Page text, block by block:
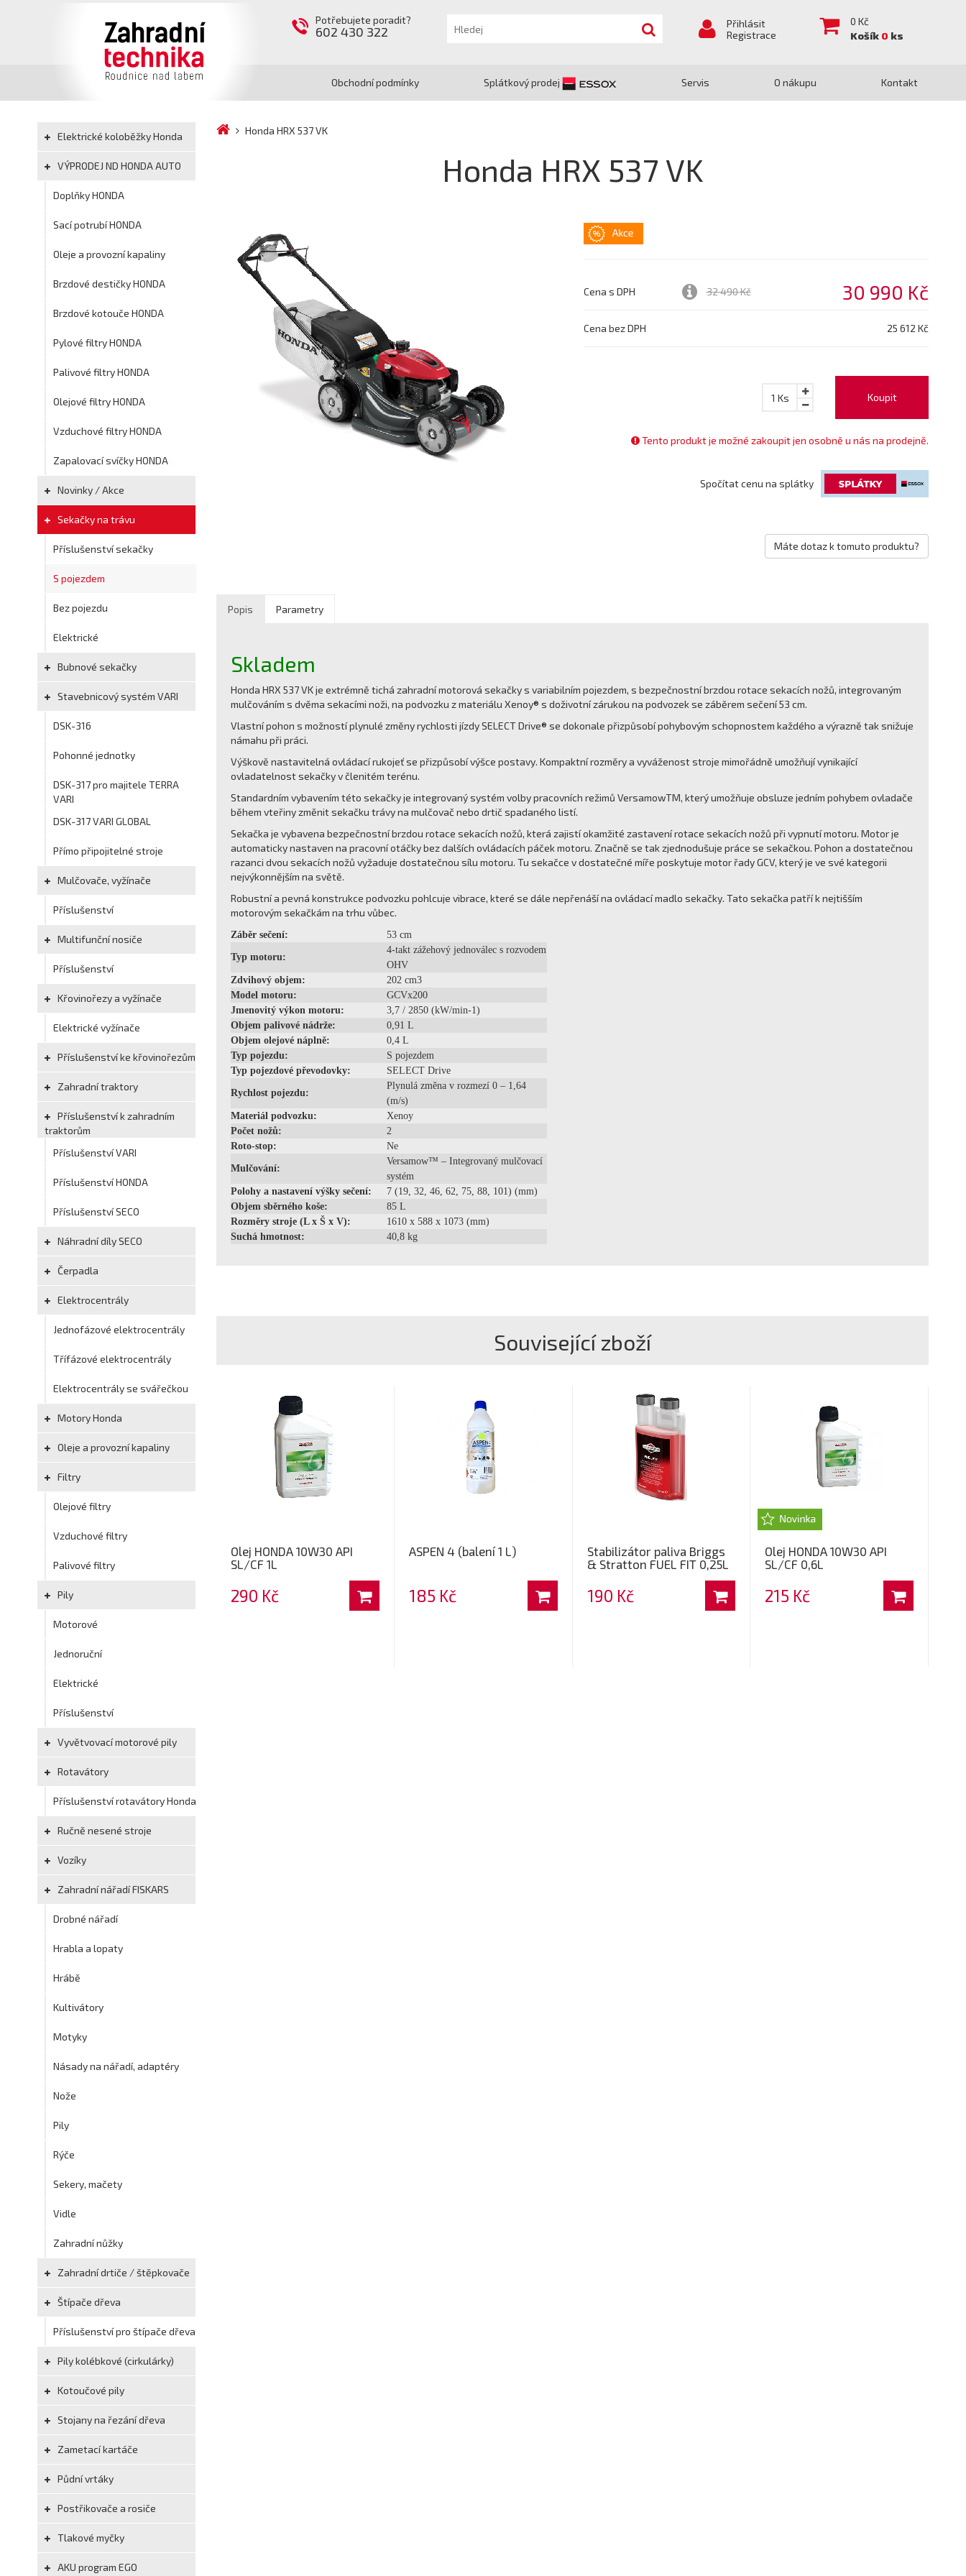
Potřebujete poradit?
602 430 322
Přihlásit
Registrace
0 Kč
Košík 0 ks
Obchodní podmínky Splátkový prodej Servis O nákupu Kontakt
Elektrické koloběžky Honda
VÝPRODEJ ND HONDA AUTO
Doplňky HONDA
Sací potrubí HONDA
Oleje a provozní kapaliny
Brzdové destičky HONDA
Brzdové kotouče HONDA
Pylové filtry HONDA
Palivové filtry HONDA
Olejové filtry HONDA
Vzduchové filtry HONDA
Zapalovací svíčky HONDA
Novinky / Akce
Sekačky na trávu
Příslušenství sekačky
S pojezdem
Bez pojezdu
Elektrické
Bubnové sekačky
Stavebnicový systém VARI
DSK-316
Pohonné jednotky
DSK-317 pro majitele TERRA
VARI
DSK-317 VARI GLOBAL
Přímo připojitelné stroje
Mulčovače, vyžínače
Příslušenství
Multifunční nosiče
Příslušenství
Křovinořezy a vyžínače
Elektrické vyžínače
Příslušenství ke křovinořezům
Zahradní traktory
Příslušenství k zahradním
traktorům
Příslušenství VARI
Příslušenství HONDA
Příslušenství SECO
Náhradní díly SECO
Čerpadla
Elektrocentrály
Jednofázové elektrocentrály
Třífázové elektrocentrály
Elektrocentrály se svářečkou
Motory Honda
Oleje a provozní kapaliny
Filtry
Olejové filtry
Vzduchové filtry
Palivové filtry
Pily
Motorové
Jednoruční
Elektrické
Příslušenství
Vyvětvovací motorové pily
Rotavátory
Příslušenství rotavátory Honda
Ručně nesené stroje
Vozíky
Zahradní nářadí FISKARS
Drobné nářadí
Hrabla a lopaty
Hrábě
Kultivátory
Motyky
Násady na nářadí, adaptéry
Nože
Pily
Rýče
Sekery, mačety
Vidle
Zahradní nůžky
Zahradní drtiče / štěpkovače
Štípače dřeva
Příslušenství pro štípače dřeva
Pily kolébkové (cirkulárky)
Kotoučové pily
Stojany na řezání dřeva
Zametací kartáče
Půdní vrtáky
Postřikovače a rosiče
Tlakové myčky
AKU program EGO
Honda HRX 537 VK
Honda HRX 537 VK
Cena s DPH 32 490 Kč 30 990 Kč
Cena bez DPH 25 612 Kč
Koupit
1 Ks
Tento produkt je možné zakoupit jen osobně u nás na prodejně.
Spočítat cenu na splátky
Máte dotaz k tomuto produktu?
Popis Parametry
Skladem
Honda HRX 537 VK je extrémně tichá zahradní motorová sekačky s variabilním pojezdem, s bezpečnostní brzdou rotace sekacích nožů, integrovaným
mulčováním s dvěma sekacími noži, na podvozku z materiálu Xenoy® s doživotní zárukou na podvozek se záběrem sečení 53 cm.
Vlastní pohon s možností plynulé změny rychlosti jízdy SELECT Drive® se dokonale přizpůsobí pohybovým schopnostem každého a výrazně tak snižuje
námahu při práci.
Výškově nastavitelná ovládací rukojeť se přizpůsobí výšce postavy. Kompaktní rozměry a vyváženost stroje mimořádně umožňují vynikající
ovladatelnost sekačky v členitém terénu.
Standardním vybavením této sekačky je integrovaný systém volby pracovních režimů VersamowTM, který umožňuje obsluze jedním pohybem ovladače
během vteřiny změnit sekačku trávy na mulčovač nebo drtič spadaného listí.
Sekačka je vybavena bezpečnostní brzdou rotace sekacích nožů, která zajistí okamžité zastavení rotace sekacích nožů při vypnutí motoru. Motor je
automaticky nastaven na pracovní otáčky bez dalších ovládacích páček motoru. Značně se tak zjednodušuje práce se sekačkou. Pohon a dostatečnou
razanci dvou sekacích nožů vyžaduje dostatečnou sílu motoru. Tu sekačce v dostatečné míře poskytuje motor řady GCV, který je ve své kategorii
nejvýkonnějším na světě.
Robustní a pevná konstrukce podvozku pohlcuje vibrace, které se dále nepřenáší na ovládací madlo sekačky. Tato sekačka patří k nejtišším
motorovým sekačkám na trhu vůbec.
Záběr sečení: 53 cm
Typ motoru:
4-takt zážehový jednoválec s rozvodem
OHV
Zdvihový objem:
202 cm3
Model motoru:
GCVx200
Jmenovitý výkon motoru:
3,7 / 2850 (kW/min-1)
Objem palivové nádrže:
0,91 L
Objem olejové náplně:
0,4 L
Typ pojezdu:
S pojezdem
Typ pojezdové převodovky:
SELECT Drive
Rychlost pojezdu:
Plynulá změna v rozmezí 0 – 1,64
(m/s)
Materiál podvozku:
Xenoy
Počet nožů:
2
Roto-stop:
Ne
Mulčování:
Versamow™ – Integrovaný mulčovací
systém
Polohy a nastavení výšky sečení:
7 (19, 32, 46, 62, 75, 88, 101) (mm)
Objem sběrného koše:
85 L
Rozměry stroje (L x Š x V):
1610 x 588 x 1073 (mm)
Suchá hmotnost:
40,8 kg
Související zboží
Olej HONDA 10W30 API
SL/CF 1L
290 Kč
ASPEN 4 (balení 1 L)
185 Kč
Stabilizátor paliva Briggs
& Stratton FUEL FIT 0,25L
190 Kč
Olej HONDA 10W30 API
SL/CF 0,6L
215 Kč